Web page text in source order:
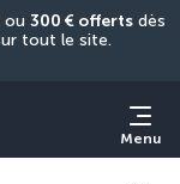
ou 300 € offerts dès
Menu